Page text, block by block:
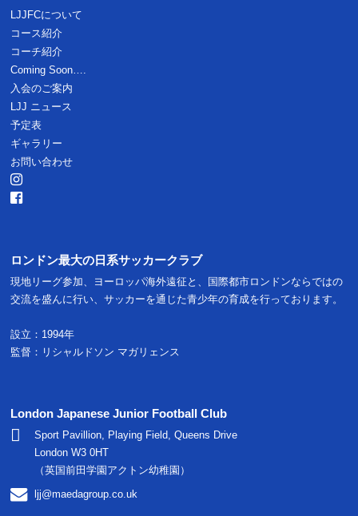
LJJFCについて
コース紹介
コーチ紹介
Coming Soon….
入会のご案内
LJJ ニュース
予定表
ギャラリー
お問い合わせ
ロンドン最大の日系サッカークラブ
現地リーグ参加、ヨーロッパ海外遠征と、国際都市ロンドンならではの
交流を盛んに行い、サッカーを通じた青少年の育成を行っております。
設立：1994年
監督：リシャルドソン マガリェンス
London Japanese Junior Football Club
Sport Pavillion, Playing Field, Queens Drive
London W3 0HT
（英国前田学園アクトン幼稚園）
ljj@maedagroup.co.uk